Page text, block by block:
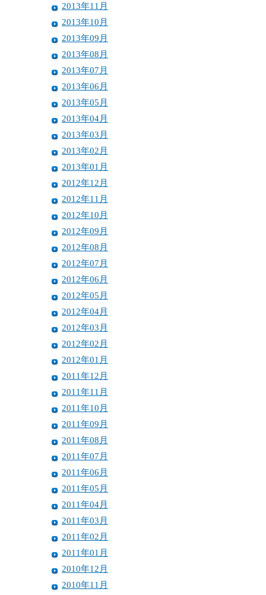
2013年11月
2013年10月
2013年09月
2013年08月
2013年07月
2013年06月
2013年05月
2013年04月
2013年03月
2013年02月
2013年01月
2012年12月
2012年11月
2012年10月
2012年09月
2012年08月
2012年07月
2012年06月
2012年05月
2012年04月
2012年03月
2012年02月
2012年01月
2011年12月
2011年11月
2011年10月
2011年09月
2011年08月
2011年07月
2011年06月
2011年05月
2011年04月
2011年03月
2011年02月
2011年01月
2010年12月
2010年11月